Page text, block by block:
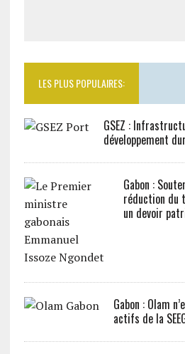
LES PLUS POPULAIRES:
GSEZ :
développement
Gabon :
réduction du
un devoir
Gabon : Olam
actifs de la